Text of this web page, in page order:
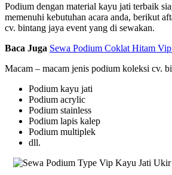
Podium dengan material kayu jati terbaik
memenuhi kebutuhan acara anda, berikut
cv. bintang jaya event yang di sewakan.
Baca Juga Sewa Podium Coklat Hitam
Macam – macam jenis podium koleksi cv.
Podium kayu jati
Podium acrylic
Podium stainless
Podium lapis kalep
Podium multiplek
dll.